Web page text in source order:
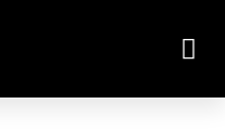
Impressos